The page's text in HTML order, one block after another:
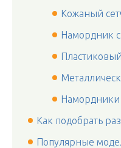
Кожаный
Намордник с
Как подобрать
Популярные